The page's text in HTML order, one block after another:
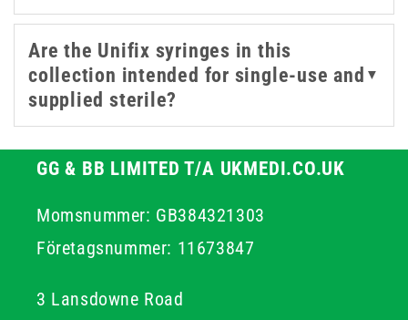
Are the Unifix syringes in this
collection intended for single-use and
supplied sterile?
▼
GG & BB LIMITED T/A UKMEDI.CO.UK
Momsnummer: GB384321303
Företagsnummer: 11673847
3 Lansdowne Road